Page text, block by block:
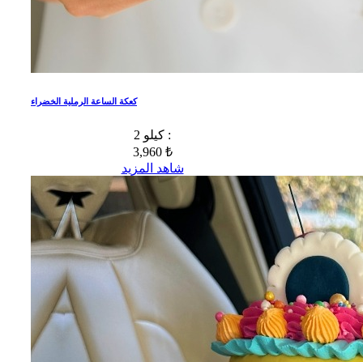
كعكة الساعة الرملية الخضراء
2 كيلو :
3,960 ₺
شاهد المزيد